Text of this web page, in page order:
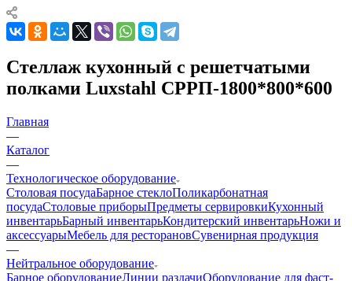
Стеллаж кухонный с решетчатыми
полками Luxstahl СРРП-1800*800*600
Главная
—
Каталог
—
Технологическое оборудование
Столовая посудаБарное стеклоПоликарбонатная
посудаСтоловые приборыПредметы сервировкиКухонный
инвентарьБарный инвентарьКондитерский инвентарьНожи и
аксессуарыМебель для ресторановСувенирная продукция
—
Нейтральное оборудование
Барное оборудованиеЛинии раздачиОборудование для фаст-